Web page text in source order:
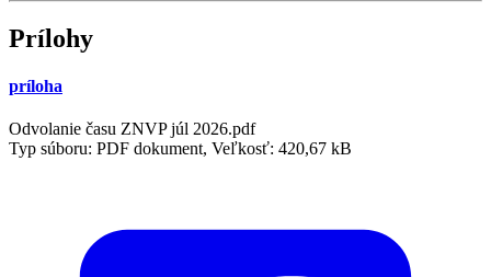
Prílohy
príloha
Odvolanie času ZNVP júl 2026.pdf
Typ súboru: PDF dokument, Veľkosť: 420,67 kB